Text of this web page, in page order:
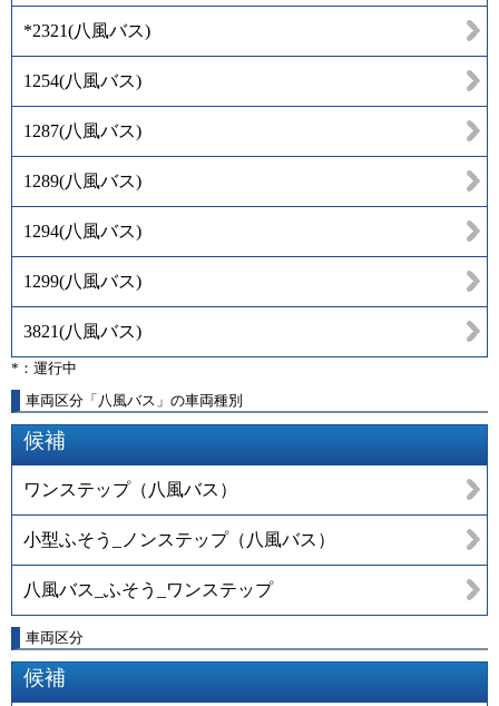
*2321(八風バス)
1254(八風バス)
1287(八風バス)
1289(八風バス)
1294(八風バス)
1299(八風バス)
3821(八風バス)
*：運行中
車両区分「八風バス」の車両種別
候補
ワンステップ（八風バス）
小型ふそう_ノンステップ（八風バス）
八風バス_ふそう_ワンステップ
車両区分
候補